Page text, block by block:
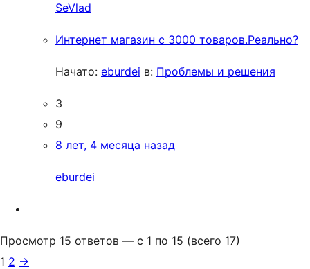
SeVlad
Интернет магазин с 3000 товаров.Реально?
Начато: eburdei в: Проблемы и решения
3
9
8 лет, 4 месяца назад
eburdei
Просмотр 15 ответов — с 1 по 15 (всего 17)
1 2 →